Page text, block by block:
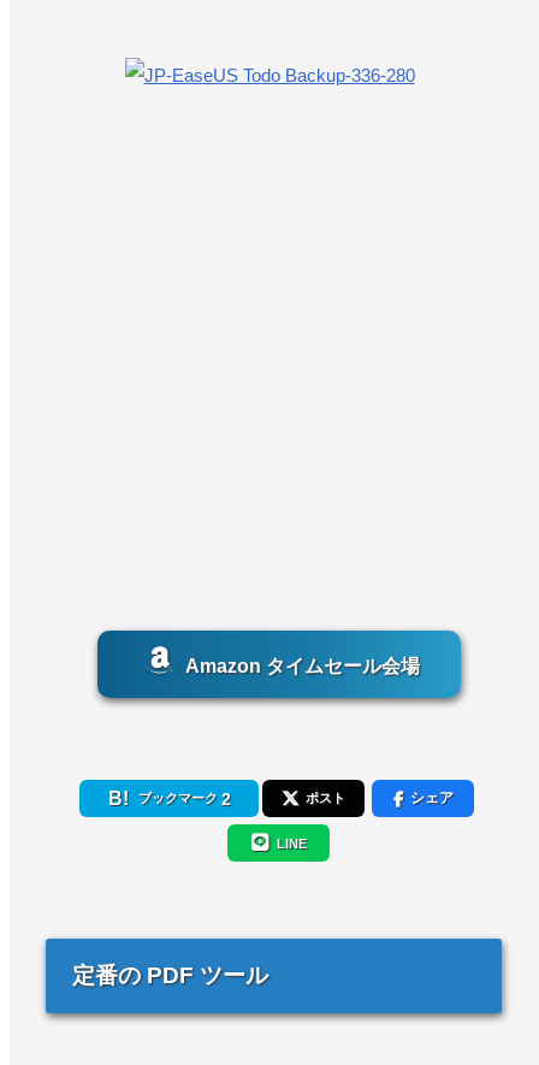
Amazon タイムセール会場
ブックマーク 2 ポスト シェア
LINE
定番の PDF ツール